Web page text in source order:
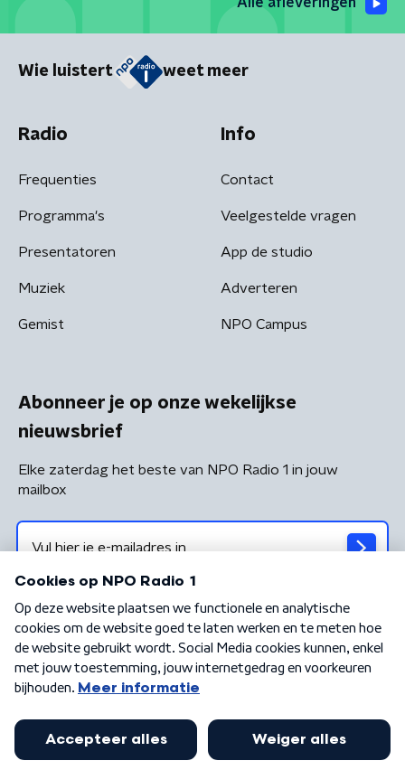
Wie luistert weet meer
Radio
Frequenties
Programma's
Presentatoren
Muziek
Gemist
Info
Contact
Veelgestelde vragen
App de studio
Adverteren
NPO Campus
Abonneer je op onze wekelijkse
nieuwsbrief
Elke zaterdag het beste van NPO Radio 1 in jouw
mailbox
Algemene voorwaarden